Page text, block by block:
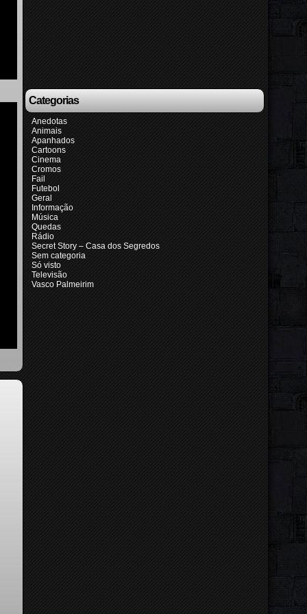
Categorias
Anedotas
Animais
Apanhados
Cartoons
Cinema
Cromos
Fail
Futebol
Geral
Informação
Música
Quedas
Rádio
Secret Story – Casa dos Segredos
Sem categoria
Só visto
Televisão
Vasco Palmeirim